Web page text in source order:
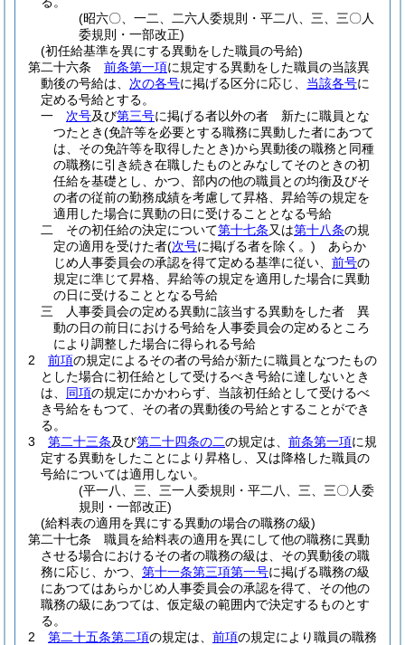
(昭六〇、一二、二六人委規則・平二八、三、三〇人
委規則・一部改正)
(初任給基準を異にする異動をした職員の号給)
第二十六条
前条第一項に規定する異動をした職員の当該異
動後の号給は、 次の各号に掲げる区分に応じ、 当該各号に
定める号給とする。
一
次号及び第三号に掲げる者以外の者 新たに職員とな
つたとき(免許等を必要とする職務に異動した者にあつて
は、その免許等を取得したとき)から異動後の職務と同種
の職務に引き続き在職したものとみなしてそのときの初
任給を基礎とし、かつ、部内の他の職員との均衡及びそ
の者の従前の勤務成績を考慮して昇格、昇給等の規定を
適用した場合に異動の日に受けることとなる号給
二
その初任給の決定について第十七条又は第十八条の規
定の適用を受けた者(次号に掲げる者を除く。) あらか
じめ人事委員会の承認を得て定める基準に従い、 前号の
規定に準じて昇格、昇給等の規定を適用した場合に異動
の日に受けることとなる号給
三
人事委員会の定める異動に該当する異動をした者 異
動の日の前日における号給を人事委員会の定めるところ
により調整した場合に得られる号給
2
前項の規定によるその者の号給が新たに職員となつたもの
とした場合に初任給として受けるべき号給に達しないとき
は、 同項の規定にかかわらず、当該初任給として受けるべ
き号給をもつて、その者の異動後の号給とすることができ
る。
3
第二十三条及び第二十四条の二の規定は、 前条第一項に規
定する異動をしたことにより昇格し、又は降格した職員の
号給については適用しない。
(平一八、三、三一人委規則・平二八、三、三〇人委
規則・一部改正)
(給料表の適用を異にする異動の場合の職務の級)
第二十七条
職員を給料表の適用を異にして他の職務に異動
させる場合におけるその者の職務の級は、その異動後の職
務に応じ、かつ、 第十一条第三項第一号に掲げる職務の級
にあつてはあらかじめ人事委員会の承認を得て、その他の
職務の級にあつては、仮定級の範囲内で決定するものとす
る。
2
第二十五条第二項の規定は、 前項の規定により職員の職務